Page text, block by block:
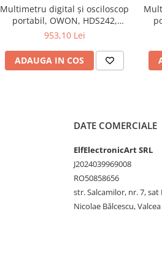
Multimetru digital și osciloscop
portabil, OWON, HDS242,
200mV-1kV, 200mA-
953,10 Lei
ADAUGA IN COS
DATE COMERCIALE
ElfElectronicArt SRL
J2024039969008
RO50858656
str. Salcamilor, nr. 7,
Nicolae Bălcescu, Valcea